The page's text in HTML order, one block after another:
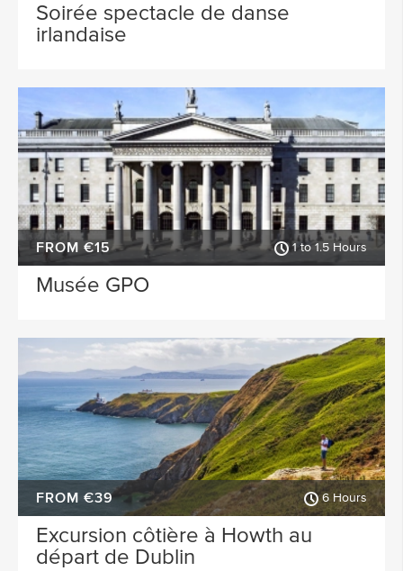
Soirée spectacle de danse
irlandaise
FROM €15 1 to 1.5 Hours
Musée GPO
FROM €39 6 Hours
Excursion côtière à Howth au
départ de Dublin